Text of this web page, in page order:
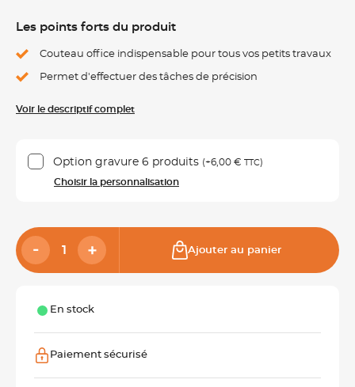
Les points forts du produit
Couteau office indispensable pour tous vos petits travaux
Permet d'effectuer des tâches de précision
Voir le descriptif complet
Option gravure 6 produits (+6,00 € TTC)
Choisir la personnalisation
Ajouter au panier
En stock
Paiement sécurisé